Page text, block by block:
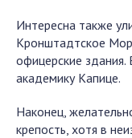
Интересна также
Кронштадтское
офицерские здания.
академику Капице.
Наконец,
крепость, хотя в